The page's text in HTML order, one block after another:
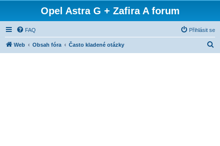
Opel Astra G + Zafira A forum
FAQ Přihlásit se
Web Obsah fóra Často kladené otázky